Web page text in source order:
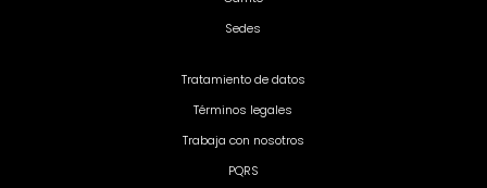
Sedes
Tratamiento de datos
Términos legales
Trabaja con nosotros
PQRS